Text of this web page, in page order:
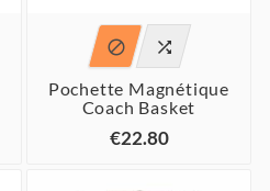
 
Pochette Magnétique
Coach Basket
€22.80